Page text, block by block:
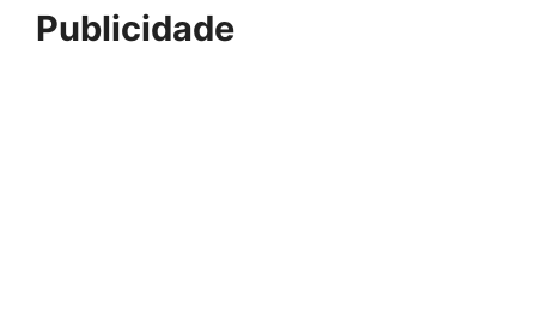
Publicidade